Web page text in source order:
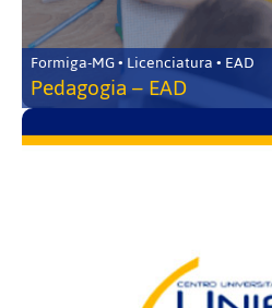
Formiga-MG • Licenciatura • EAD
Pedagogia – EAD